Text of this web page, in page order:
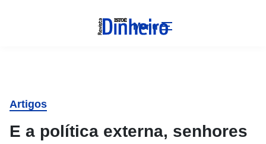
Menu
Artigos
E a política externa, senhores